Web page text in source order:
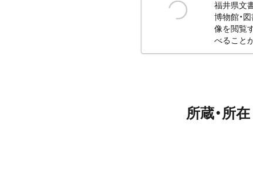
福井県文
博物館・
像を閲覧
べること
所蔵・所在